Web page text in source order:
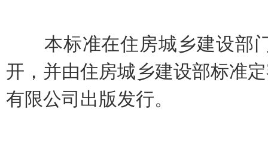
本标准在住房城乡建设部门
开，并由住房城乡建设部标准
有限公司出版发行。